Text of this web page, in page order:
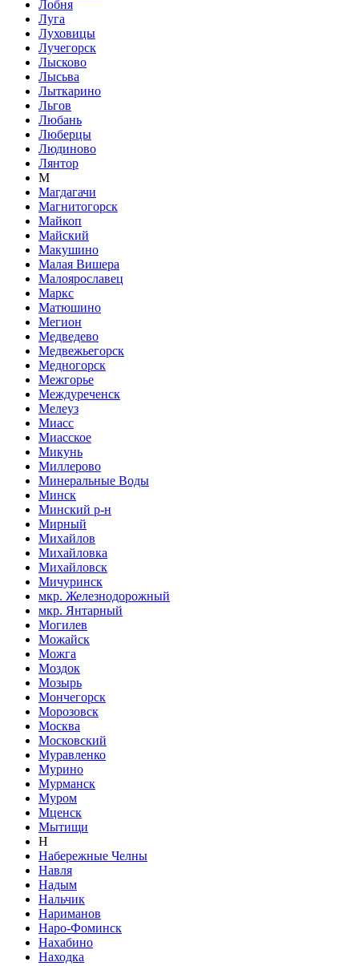
Лобня
Луга
Луховицы
Лучегорск
Лысково
Лысьва
Лыткарино
Льгов
Любань
Люберцы
Людиново
Лянтор
М
Магдагачи
Магнитогорск
Майкоп
Майский
Макушино
Малая Вишера
Малоярославец
Маркс
Матюшино
Мегион
Медведево
Медвежьегорск
Медногорск
Межгорье
Междуреченск
Мелеуз
Миасс
Миасское
Микунь
Миллерово
Минеральные Воды
Минск
Минский р-н
Мирный
Михайлов
Михайловка
Михайловск
Мичуринск
мкр. Железнодорожный
мкр. Янтарный
Могилев
Можайск
Можга
Моздок
Мозырь
Мончегорск
Морозовск
Москва
Московский
Муравленко
Мурино
Мурманск
Муром
Мценск
Мытищи
Н
Набережные Челны
Навля
Надым
Нальчик
Нариманов
Наро-Фоминск
Нахабино
Находка